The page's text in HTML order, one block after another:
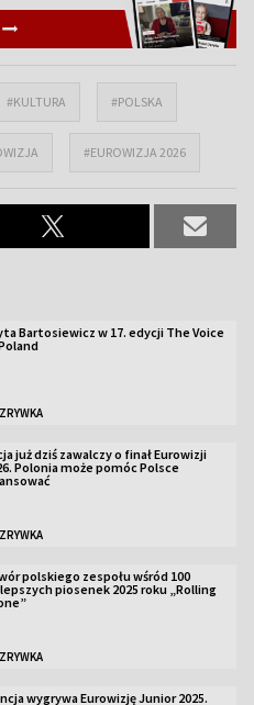
#KULTURA #POLSKA
#EUROWIZJA 2026
Bartosiewicz w 17. edycji The Voice
już dziś zawalczy o finał Eurowizji
Polonia może pomóc Polsce
polskiego zespołu wśród 100
piosenek 2025 roku „Rolling
wygrywa Eurowizję Junior 2025.